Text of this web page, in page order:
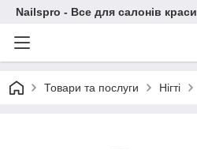
Nailspro - Все для салонів краси
Товари та послуги Нігті